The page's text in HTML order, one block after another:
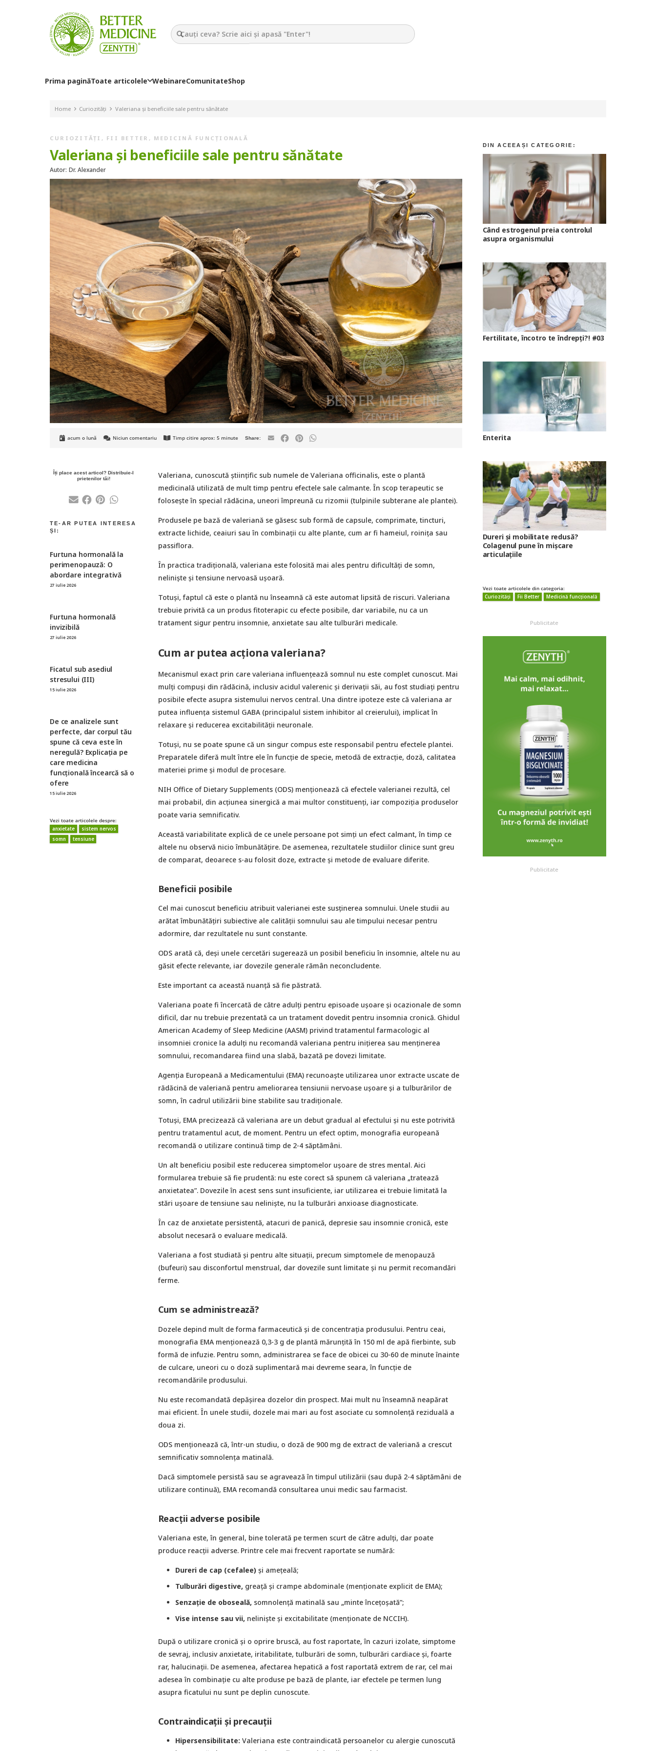
Prima paginăToate articolele WebinareComunitateShop
Home Curiozități Valeriana și beneficiile sale pentru sănătate
CURIOZITĂȚI , FII BETTER , MEDICINĂ FUNCȚIONALĂ
Valeriana și beneficiile sale pentru sănătate
Autor: Dr. Alexander
acum o lună Niciun comentariu Timp citire aprox: 5 minute
Furtuna hormonală la
perimenopauză: O
abordare integrativă
27 iulie 2026
Furtuna hormonală
invizibilă
27 iulie 2026
Ficatul sub asediul
stresului (III)
15 iulie 2026
De ce analizele sunt
perfecte, dar corpul tău
spune că ceva este în
neregulă? Explicația pe
care medicina
funcțională încearcă să o
ofere
15 iulie 2026
Vezi toate articolele despre:
anxietate
sistem nervos
somn
tensiune
Valeriana, cunoscută științific sub numele de Valeriana officinalis, este o plantă
medicinală utilizată de mult timp pentru efectele sale calmante. În scop terapeutic se
folosește în special rădăcina, uneori împreună cu rizomii (tulpinile subterane ale plantei).
Produsele pe bază de valeriană se găsesc sub formă de capsule, comprimate, tincturi,
extracte lichide, ceaiuri sau în combinații cu alte plante, cum ar fi hameiul, roinița sau
passiflora.
În practica tradițională, valeriana este folosită mai ales pentru dificultăți de somn,
neliniște și tensiune nervoasă ușoară.
Totuși, faptul că este o plantă nu înseamnă că este automat lipsită de riscuri. Valeriana
trebuie privită ca un produs fitoterapic cu efecte posibile, dar variabile, nu ca un
tratament sigur pentru insomnie, anxietate sau alte tulburări medicale.
Cum ar putea acționa valeriana?
Mecanismul exact prin care valeriana influențează somnul nu este complet cunoscut. Mai
mulți compuși din rădăcină, inclusiv acidul valerenic și derivații săi, au fost studiați pentru
posibile efecte asupra sistemului nervos central. Una dintre ipoteze este că valeriana ar
putea influența sistemul GABA (principalul sistem inhibitor al creierului), implicat în
relaxare și reducerea excitabilității neuronale.
Totuși, nu se poate spune că un singur compus este responsabil pentru efectele plantei.
Preparatele diferă mult între ele în funcție de specie, metodă de extracție, doză, calitatea
materiei prime și modul de procesare.
NIH Office of Dietary Supplements (ODS) menționează că efectele valerianei rezultă, cel
mai probabil, din acțiunea sinergică a mai multor constituenți, iar compoziția produselor
poate varia semnificativ.
Această variabilitate explică de ce unele persoane pot simți un efect calmant, în timp ce
altele nu observă nicio îmbunătățire. De asemenea, rezultatele studiilor clinice sunt greu
de comparat, deoarece s-au folosit doze, extracte și metode de evaluare diferite.
Beneficii posibile
Cel mai cunoscut beneficiu atribuit valerianei este susținerea somnului. Unele studii au
arătat îmbunătățiri subiective ale calității somnului sau ale timpului necesar pentru
adormire, dar rezultatele nu sunt constante.
ODS arată că, deși unele cercetări sugerează un posibil beneficiu în insomnie, altele nu au
găsit efecte relevante, iar dovezile generale rămân neconcludente.
Este important ca această nuanță să fie păstrată.
Valeriana poate fi încercată de către adulți pentru episoade ușoare și ocazionale de somn
dificil, dar nu trebuie prezentată ca un tratament dovedit pentru insomnia cronică. Ghidul
American Academy of Sleep Medicine (AASM) privind tratamentul farmacologic al
insomniei cronice la adulți nu recomandă valeriana pentru inițierea sau menținerea
somnului, recomandarea fiind una slabă, bazată pe dovezi limitate.
Agenția Europeană a Medicamentului (EMA) recunoaște utilizarea unor extracte uscate de
rădăcină de valeriană pentru ameliorarea tensiunii nervoase ușoare și a tulburărilor de
somn, în cadrul utilizării bine stabilite sau tradiționale.
Totuși, EMA precizează că valeriana are un debut gradual al efectului și nu este potrivită
pentru tratamentul acut, de moment. Pentru un efect optim, monografia europeană
recomandă o utilizare continuă timp de 2-4 săptămâni.
Un alt beneficiu posibil este reducerea simptomelor ușoare de stres mental. Aici
formularea trebuie să fie prudentă: nu este corect să spunem că valeriana „tratează
anxietatea”. Dovezile în acest sens sunt insuficiente, iar utilizarea ei trebuie limitată la
stări ușoare de tensiune sau neliniște, nu la tulburări anxioase diagnosticate.
În caz de anxietate persistentă, atacuri de panică, depresie sau insomnie cronică, este
absolut necesară o evaluare medicală.
Valeriana a fost studiată și pentru alte situații, precum simptomele de menopauză
(bufeuri) sau disconfortul menstrual, dar dovezile sunt limitate și nu permit recomandări
ferme.
Cum se administrează?
Dozele depind mult de forma farmaceutică și de concentrația produsului. Pentru ceai,
monografia EMA menționează 0,3-3 g de plantă mărunțită în 150 ml de apă fierbinte, sub
formă de infuzie. Pentru somn, administrarea se face de obicei cu 30-60 de minute înainte
de culcare, uneori cu o doză suplimentară mai devreme seara, în funcție de
recomandările produsului.
Nu este recomandată depășirea dozelor din prospect. Mai mult nu înseamnă neapărat
mai eficient. În unele studii, dozele mai mari au fost asociate cu somnolență reziduală a
doua zi.
ODS menționează că, într-un studiu, o doză de 900 mg de extract de valeriană a crescut
semnificativ somnolența matinală.
Dacă simptomele persistă sau se agravează în timpul utilizării (sau după 2-4 săptămâni de
utilizare continuă), EMA recomandă consultarea unui medic sau farmacist.
Reacții adverse posibile
Valeriana este, în general, bine tolerată pe termen scurt de către adulți, dar poate
produce reacții adverse. Printre cele mai frecvent raportate se numără:
Dureri de cap (cefalee) și amețeală;
Tulburări digestive, greață și crampe abdominale (menționate explicit de EMA);
Senzație de oboseală, somnolență matinală sau „minte încețoșată”;
Vise intense sau vii, neliniște și excitabilitate (menționate de NCCIH).
După o utilizare cronică și o oprire bruscă, au fost raportate, în cazuri izolate, simptome
de sevraj, inclusiv anxietate, iritabilitate, tulburări de somn, tulburări cardiace și, foarte
rar, halucinații. De asemenea, afectarea hepatică a fost raportată extrem de rar, cel mai
adesea în combinație cu alte produse pe bază de plante, iar efectele pe termen lung
asupra ficatului nu sunt pe deplin cunoscute.
Contraindicații și precauții
Hipersensibilitate: Valeriana este contraindicată persoanelor cu alergie cunoscută
Când estrogenul preia controlul
asupra organismului
Fertilitate, încotro te îndrepți?! #03
Enterita
Dureri și mobilitate redusă?
Colagenul pune în mișcare
articulațiile
Vezi toate articolele din categoria:
Curiozități
Fii Better Medicină funcțională
Publicitate
Publicitate